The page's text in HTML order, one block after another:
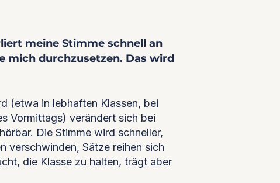
meine Stimme schnell an
mich durchzusetzen. Das wird
(etwa in lebhaften Klassen, bei
Vormittags) verändert sich bei
Die Stimme wird schneller,
verschwinden, Sätze reihen sich
die Klasse zu halten, trägt aber